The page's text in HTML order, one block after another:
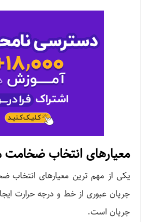
معیارهای انتخابضخامت
یکی از مهم ترین معیارهای انتخاب
جریان عبوری از خط و درجه حرارت
جریان است.